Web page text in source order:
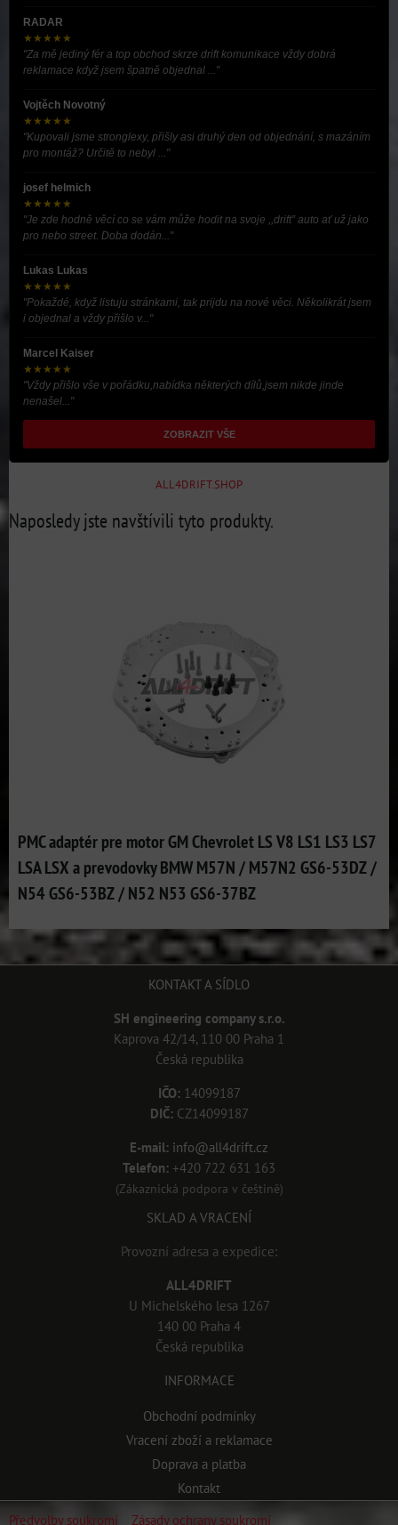
RADAR
★★★★★
"Za mě jediný fér a top obchod skrze drift komunikace vždy dobrá
reklamace když jsem špatně objednal ..."
Vojtěch Novotný
★★★★★
"Kupovali jsme stronglexy, přišly asi druhý den od objednání, s mazáním
pro montáž? Určitě to nebyl ..."
josef helmich
★★★★★
"Je zde hodně věcí co se vám může hodit na svoje ,,drift” auto ať už jako
pro nebo street. Doba dodán..."
Lukas Lukas
★★★★★
"Pokaždé, když listuju stránkami, tak prijdu na nové věci. Několikrát jsem
i objednal a vždy přišlo v..."
Marcel Kaiser
★★★★★
"Vždy přišlo vše v pořádku,nabídka některých dílů,jsem nikde jinde
nenašel..."
ZOBRAZIT VŠE
ALL4DRIFT.SHOP
Naposledy jste navštívili tyto produkty.
PMC adaptér pre motor GM Chevrolet LS V8 LS1 LS3 LS7
LSA LSX a prevodovky BMW M57N / M57N2 GS6-53DZ /
N54 GS6-53BZ / N52 N53 GS6-37BZ
KONTAKT A SÍDLO
SH engineering company s.r.o.
Kaprova 42/14, 110 00 Praha 1
Česká republika
IČO:14099187
DIČ:CZ14099187
E-mail: info@all4drift.cz
Telefon: +420 722 631 163
(Zákaznická podpora v češtině)
SKLAD A VRACENÍ
Provozní adresa a expedice:
ALL4DRIFT
U Michelského lesa 1267
140 00 Praha 4
Česká republika
INFORMACE
Obchodní podmínky
Vracení zboží a reklamace
Doprava a platba
Kontakt
Předvolby soukromí
Zásady ochrany soukromí